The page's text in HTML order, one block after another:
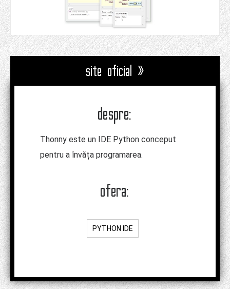
site oficial »
despre:
Thonny este un IDE Python conceput
pentru a învăța programarea.
ofera:
PYTHON IDE